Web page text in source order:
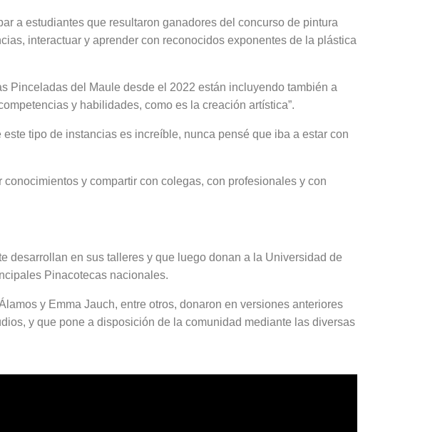
a estudiantes que resultaron ganadores del concurso de pintura
interactuar y aprender con reconocidos exponentes de la plástica
Pinceladas del Maule desde el 2022 están incluyendo también a
y habilidades, como es la creación artística”.
tipo de instancias es increíble, nunca pensé que iba a estar con
y compartir con colegas, con profesionales y con
desarrollan en sus talleres y que luego donan a la Universidad de
Pinacotecas nacionales.
y Emma Jauch, entre otros, donaron en versiones anteriores
y que pone a disposición de la comunidad mediante las diversas